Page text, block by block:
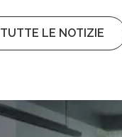
TUTTE LE NOTIZIE